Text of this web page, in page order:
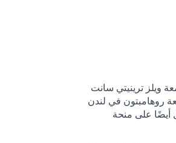
ويلز ترينيتي سانت
روهامبتون في لندن
أيضًا على منحة